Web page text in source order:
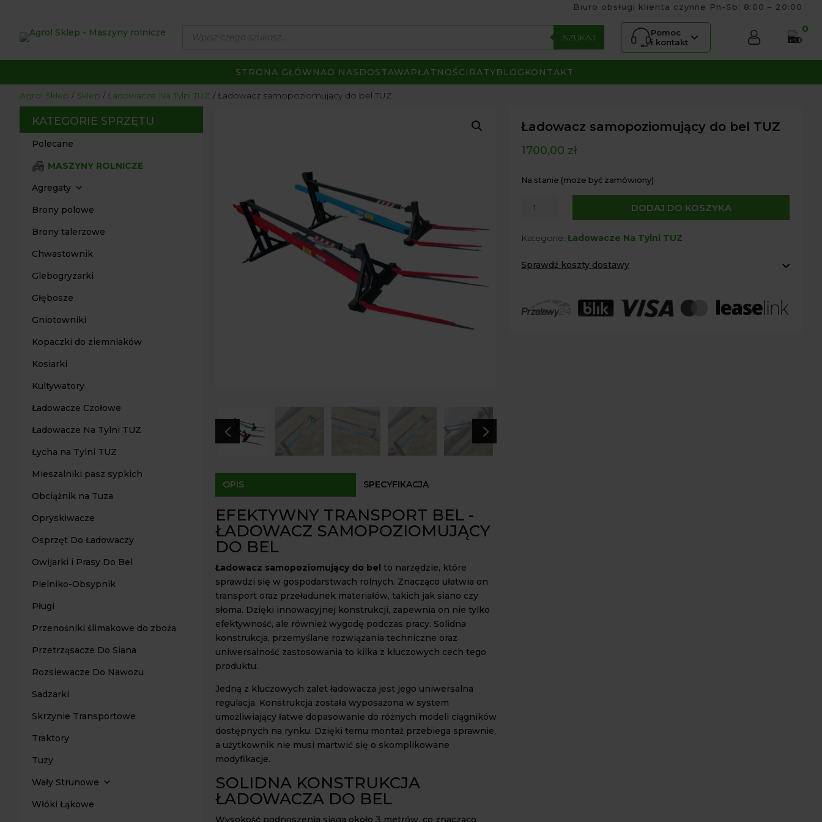
Biuro obsługi klienta czynne Pn-Sb: 8:00 – 20:00
produktów SZUKAJ
Pomoc
i kontakt
0
STRONA GŁÓWNAO NAS DOSTAWAPŁATNOŚCI RATYBLOG KONTAKT
Agrol Sklep Sklep Ładowacze Na Tylni TUZ Ładowacz samopoziomujący do bel TUZ
KATEGORIE SPRZĘTU
Polecane
MASZYNY ROLNICZE
Agregaty
Brony polowe
Brony talerzowe
Chwastownik
Glebogryzarki
Głębosze
Gniotowniki
Kopaczki do ziemniaków
Kosiarki
Kultywatory
Ładowacze Czołowe
Ładowacze Na Tylni TUZ
Łycha na Tylni TUZ
Mieszalniki pasz sypkich
Obciążnik na Tuza
Opryskiwacze
Osprzęt Do Ładowaczy
Owijarki i Prasy Do Bel
Pielniko-Obsypnik
Pługi
Przenośniki ślimakowe do zboża
Przetrząsacze Do Siana
Rozsiewacze Do Nawozu
Sadzarki
Skrzynie Transportowe
Traktory
Tuzy
Wały Strunowe
Włóki Łąkowe
4 5
OPIS SPECYFIKACJA
EFEKTYWNY TRANSPORT BEL -
ŁADOWACZ SAMOPOZIOMUJĄCY
DO BEL
Ładowacz samopoziomujący do bel to narzędzie, które
sprawdzi się w gospodarstwach rolnych. Znacząco ułatwia on
transport oraz przeładunek materiałów, takich jak siano czy
słoma. Dzięki innowacyjnej konstrukcji, zapewnia on nie tylko
efektywność, ale również wygodę podczas pracy. Solidna
konstrukcja, przemyślane rozwiązania techniczne oraz
uniwersalność zastosowania to kilka z kluczowych cech tego
produktu.
Jedną z kluczowych zalet ładowacza jest jego uniwersalna
regulacja. Konstrukcja została wyposażona w system
umożliwiający łatwe dopasowanie do różnych modeli ciągników
dostępnych na rynku. Dzięki temu montaż przebiega sprawnie,
a użytkownik nie musi martwić się o skomplikowane
modyfikacje.
SOLIDNA KONSTRUKCJA
ŁADOWACZA DO BEL
Wysokość podnoszenia sięga około 3 metrów, co znacząco
Ładowacz samopoziomujący do bel TUZ
1700,00 zł
Na stanie (może być zamówiony)
do
TUZ
DODAJ DO KOSZYKA
Kategorie: Ładowacze Na Tylni TUZ
Sprawdź koszty dostawy
Agrol transport: 200 zł
Agrol transport gabaryty:ustalane indywidualnie